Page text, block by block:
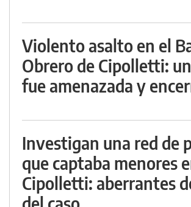
Violento asalto en el
Obrero de Cipolletti:
fue amenazada y
Investigan una red de
que captaba menores
Cipolletti: aberrantes